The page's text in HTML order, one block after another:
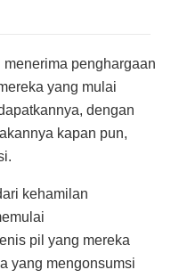
penghargaan
yang mulai
dengan
kapan pun,
kehamilan
pil yang mereka
yang mengonsumsi